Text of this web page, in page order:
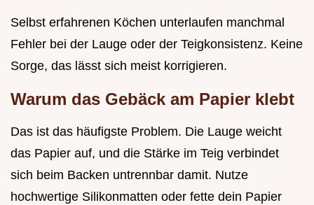
Selbst erfahrenen Köchen unterlaufen manchmal
Fehler bei der Lauge oder der Teigkonsistenz. Keine
Sorge, das lässt sich meist korrigieren.
Warum das Gebäck am Papier klebt
Das ist das häufigste Problem. Die Lauge weicht
das Papier auf, und die Stärke im Teig verbindet
sich beim Backen untrennbar damit. Nutze
hochwertige Silikonmatten oder fette dein Papier